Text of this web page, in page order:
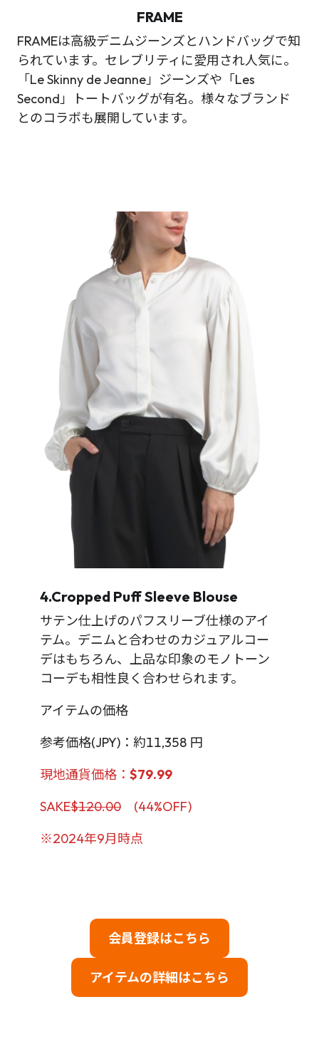
FRAME
FRAMEは高級デニムジーンズとハンドバッグで知
られています。セレブリティに愛用され人気に。
「Le Skinny de Jeanne」ジーンズや「Les
Second」トートバッグが有名。様々なブランド
とのコラボも展開しています。
4.Cropped Puff Sleeve Blouse
サテン仕上げのパフスリーブ仕様のアイ
テム。デニムと合わせのカジュアルコー
デはもちろん、上品な印象のモノトーン
コーデも相性良く合わせられます。
アイテムの価格
参考価格(JPY)：約11,358 円
現地通貨価格： $79.99
SAKE$120.00 (44%OFF)
※2024年9月時点
会員登録はこちら
アイテムの詳細はこちら